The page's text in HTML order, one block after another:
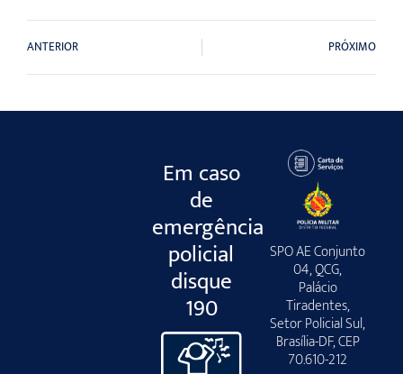
ANTERIOR PRÓXIMO
Em caso
de
emergência
policial
disque
190
SPO AE Conjunto
04, QCG,
Palácio
Tiradentes,
Setor Policial Sul,
Brasília-DF, CEP
70.610-212